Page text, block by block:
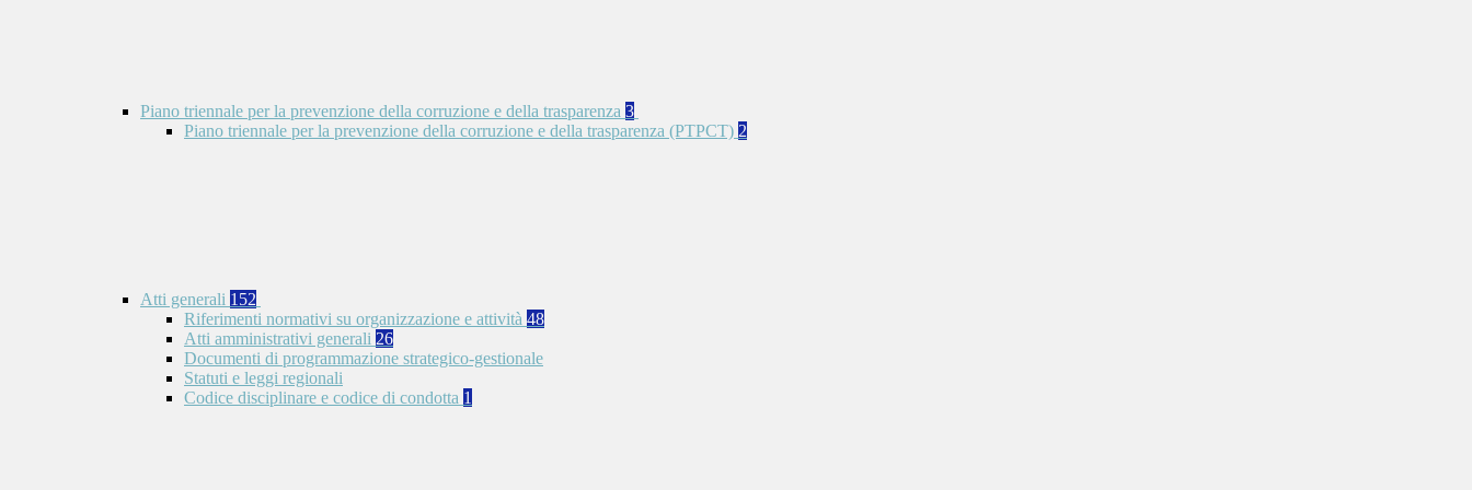
Piano triennale per la prevenzione della corruzione e della trasparenza 3
Piano triennale per la prevenzione della corruzione e della trasparenza (PTPCT) 2
Atti generali 152
Riferimenti normativi su organizzazione e attività 48
Atti amministrativi generali 26
Documenti di programmazione strategico-gestionale
Statuti e leggi regionali
Codice disciplinare e codice di condotta 1